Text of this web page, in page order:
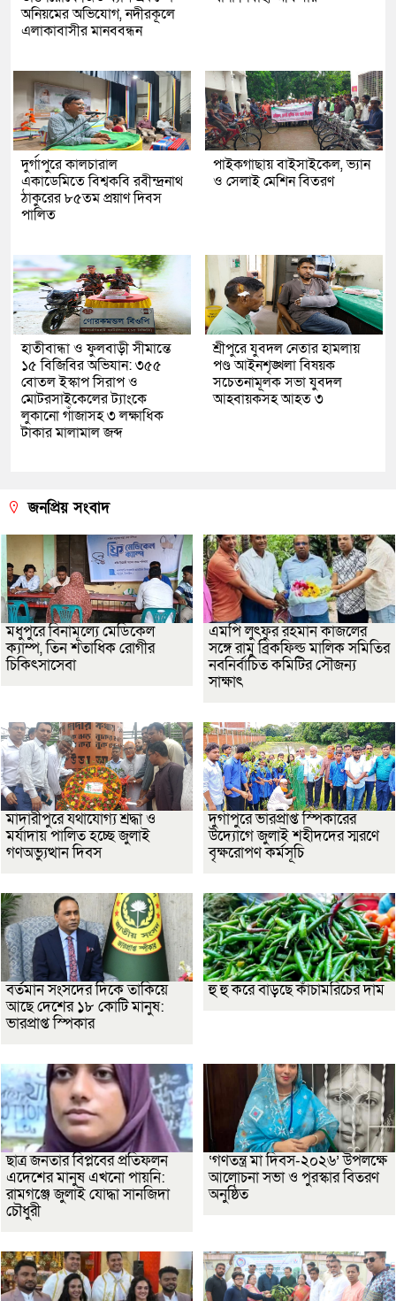
অনিয়মের অভিযোগ, নদীরকূলে
এলাকাবাসীর মানববন্ধন
দুর্গাপুরে কালচারাল
একাডেমিতে বিশ্বকবি রবীন্দ্রনাথ
ঠাকুরের ৮৫তম প্রয়াণ দিবস
পালিত
পাইকগাছায় বাইসাইকেল, ভ্যান
ও সেলাই মেশিন বিতরণ
হাতীবান্ধা ও ফুলবাড়ী সীমান্তে
১৫ বিজিবির অভিযান: ৩৫৫
বোতল ইস্কাপ সিরাপ ও
মোটরসাইকেলের ট্যাংকে
লুকানো গাঁজাসহ ৩ লক্ষাধিক
টাকার মালামাল জব্দ
শ্রীপুরে যুবদল নেতার হামলায়
পণ্ড আইনশৃঙ্খলা বিষয়ক
সচেতনামূলক সভা যুবদল
আহবায়কসহ আহত ৩
জনপ্রিয় সংবাদ
মধুপুরে বিনামূল্যে মেডিকেল
ক্যাম্প, তিন শতাধিক রোগীর
চিকিৎসাসেবা
এমপি লুৎফুর রহমান কাজলের
সঙ্গে রামু ব্রিকফিল্ড মালিক সমিতির
নবনির্বাচিত কমিটির সৌজন্য
সাক্ষাৎ
মাদারীপুরে যথাযোগ্য শ্রদ্ধা ও
মর্যাদায় পালিত হচ্ছে জুলাই
গণঅভ্যুত্থান দিবস
দুর্গাপুরে ভারপ্রাপ্ত স্পিকারের
উদ্যোগে জুলাই শহীদদের স্মরণে
বৃক্ষরোপণ কর্মসূচি
বর্তমান সংসদের দিকে তাকিয়ে
আছে দেশের ১৮ কোটি মানুষ:
ভারপ্রাপ্ত স্পিকার
হু হু করে বাড়ছে কাঁচামরিচের দাম
ছাত্র জনতার বিপ্লবের প্রতিফলন
এদেশের মানুষ এখনো পায়নি:
রামগঞ্জে জুলাই যোদ্ধা সানজিদা
চৌধুরী
‘গণতন্ত্র মা দিবস-২০২৬’ উপলক্ষে
আলোচনা সভা ও পুরস্কার বিতরণ
অনুষ্ঠিত